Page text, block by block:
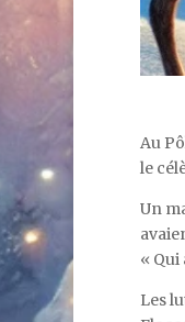
Au
le
Un
« Qui
Les